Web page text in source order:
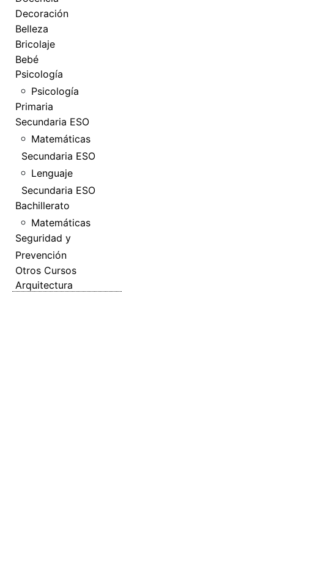
Decoración
Belleza
Bricolaje
Bebé
Psicología
Psicología
Primaria
Secundaria ESO
Matemáticas
Secundaria ESO
Lenguaje
Secundaria ESO
Bachillerato
Matemáticas
Seguridad y
Prevención
Otros Cursos
Arquitectura